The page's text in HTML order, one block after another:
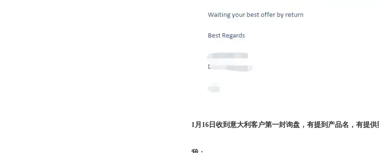
1月16日收到意大利客户第一封询盘，有提到产品名，有提供